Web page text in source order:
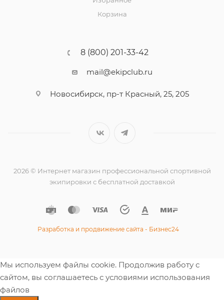
Корзина
8 (800) 201-33-42
mail@ekipclub.ru
Новосибирск, пр-т Красный, 25, 205
2026 © Интернет магазин профессиональной спортивной
экипировки с бесплатной доставкой
Разработка и продвижение сайта - Бизнес24
Мы используем файлы cookie. Продолжив работу с
сайтом, вы соглашаетесь с условиями использования
файлов